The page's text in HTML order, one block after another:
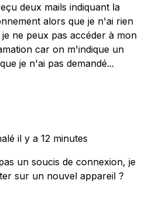
deux mails indiquant la
alors que je n'ai rien
ne peux pas accéder à mon
car on m'indique un
je n'ai pas demandé...
il y a 12 minutes
un soucis de connexion, je
sur un nouvel appareil ?